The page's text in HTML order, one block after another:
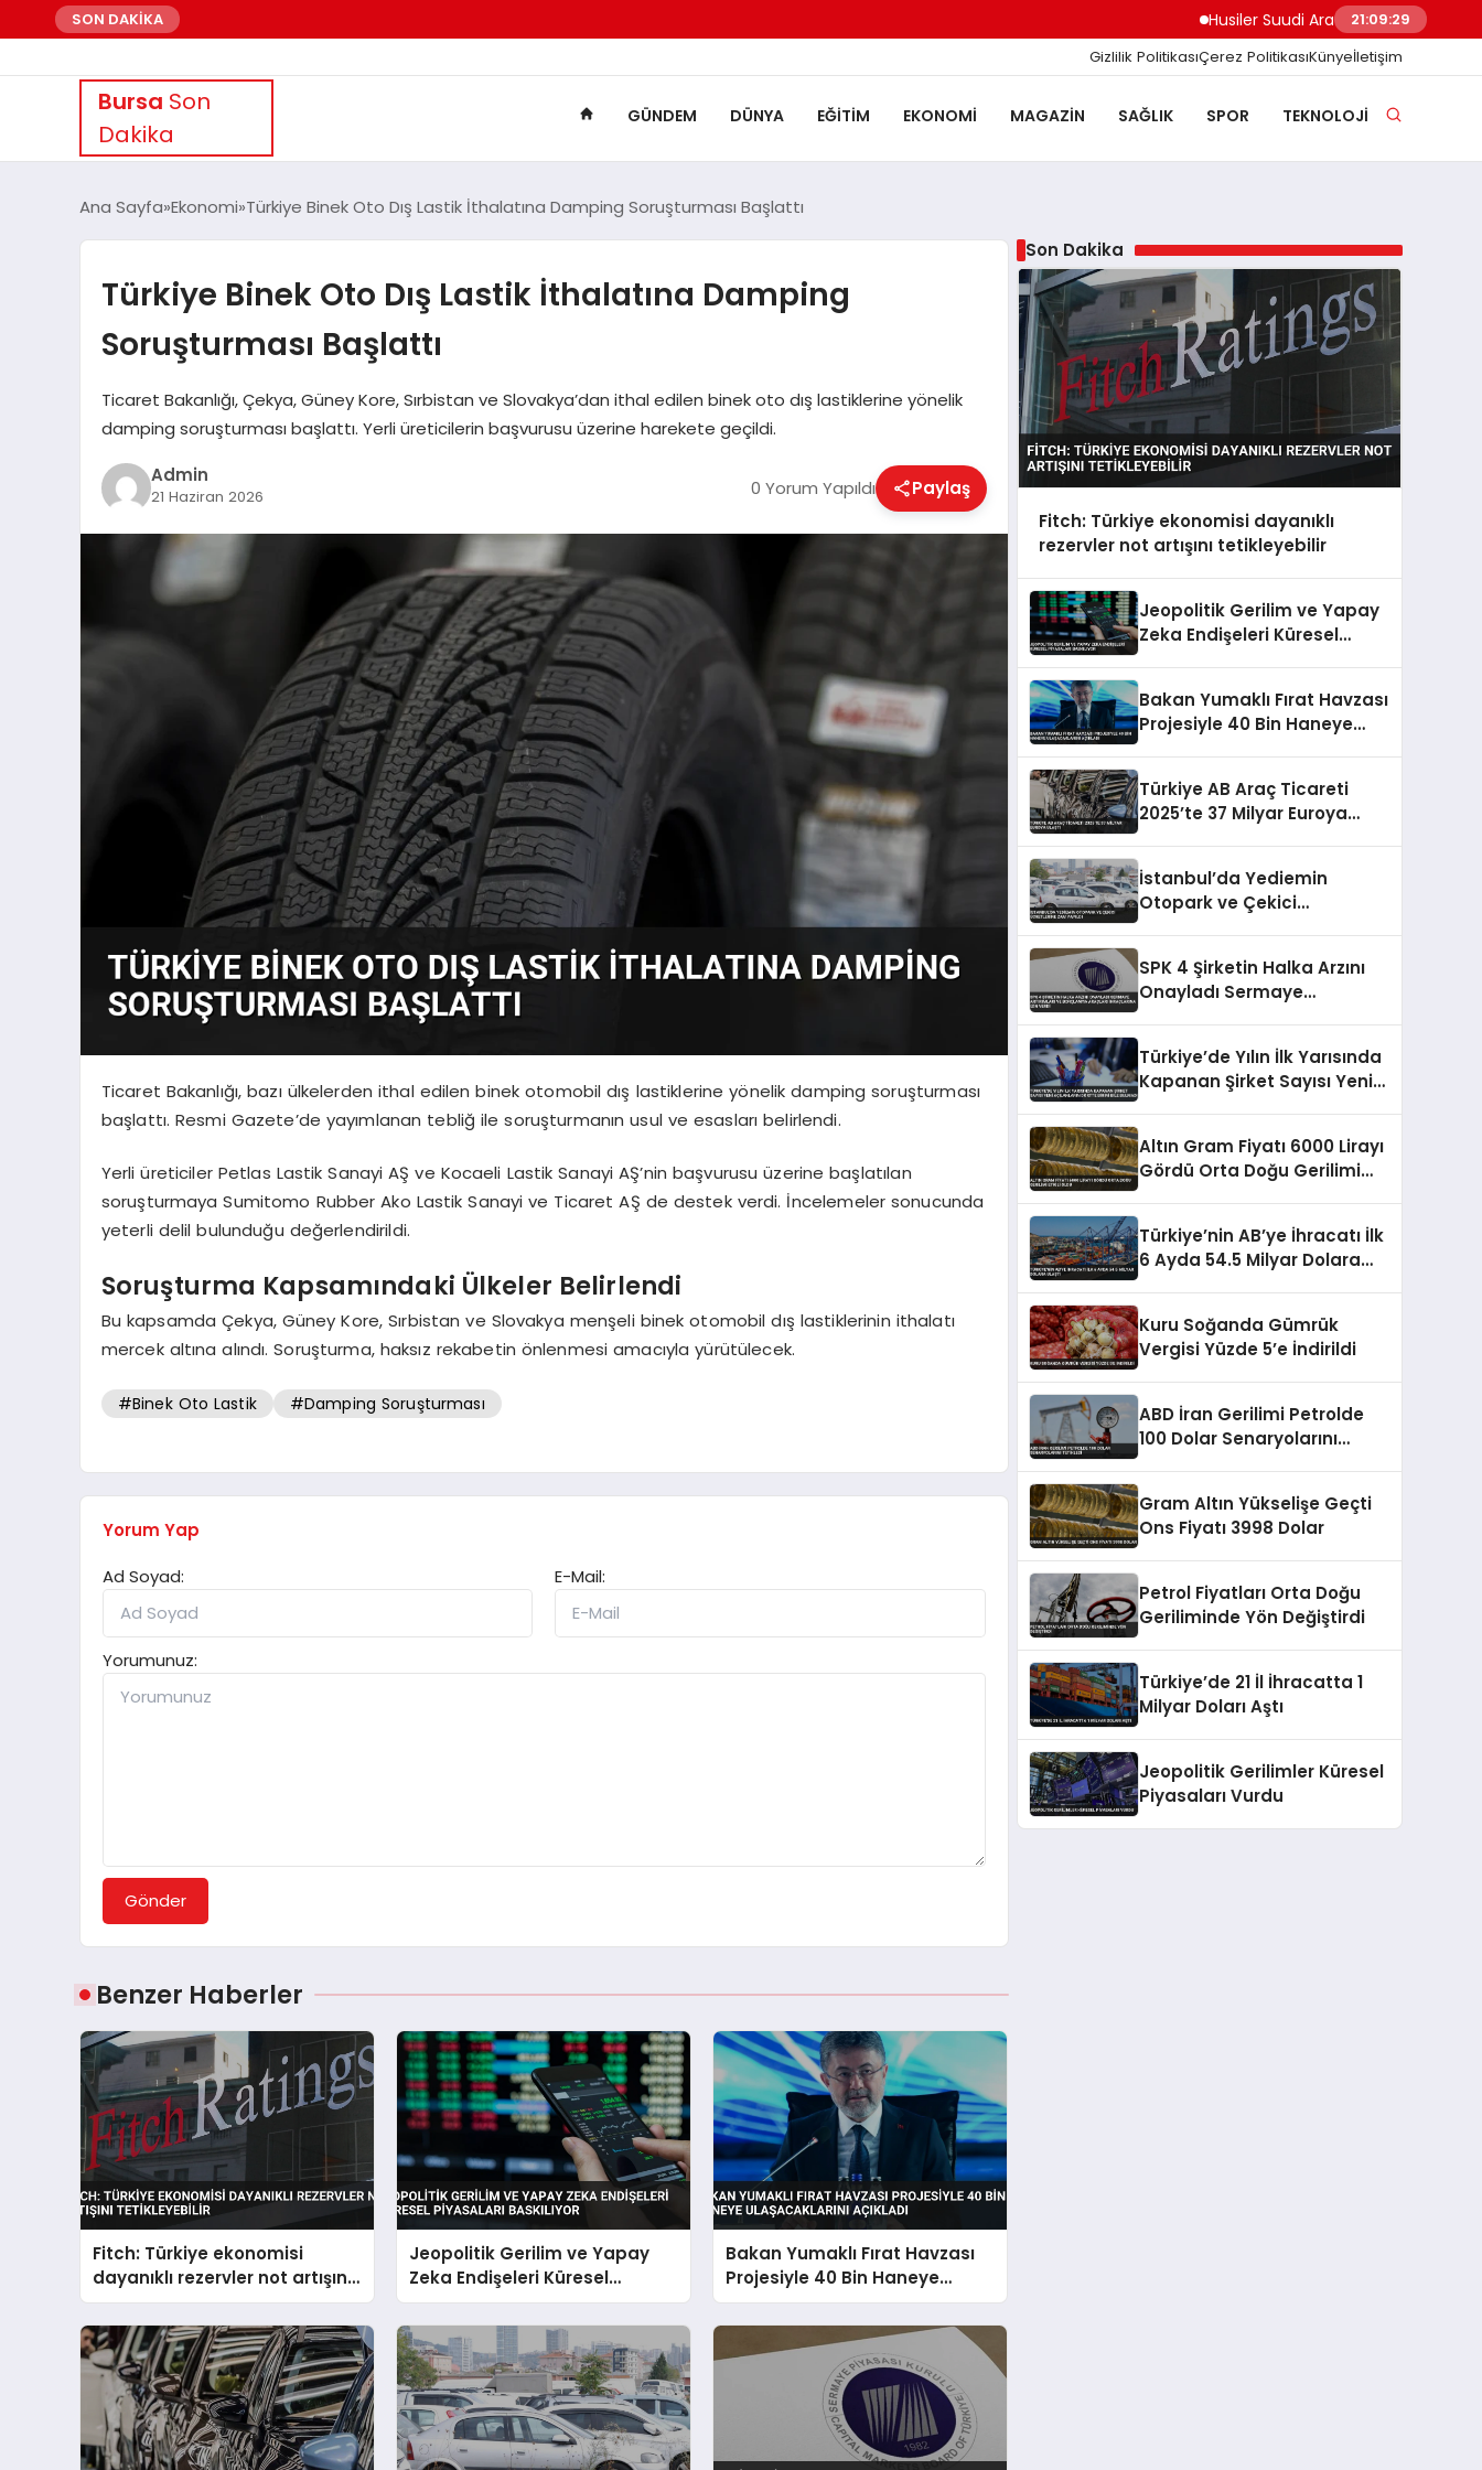
SON DAKİKA Husiler Suudi Arabistan’ı Füze ve İHA ile
21:09:30
Gizlilik PolitikasıÇerez PolitikasıKünyeİletişim
Bursa Son
Dakika
GÜNDEM DÜNYA EĞITIM EKONOMI MAGAZIN SAĞLIK SPOR TEKNOLOJI
Ana Sayfa Ekonomi Türkiye Binek Oto Dış Lastik İthalatına Damping Soruşturması Başlattı
Türkiye Binek Oto Dış Lastik İthalatına Damping
Soruşturması Başlattı
Ticaret Bakanlığı, Çekya, Güney Kore, Sırbistan ve Slovakya’dan ithal edilen binek oto dış lastiklerine yönelik
damping soruşturması başlattı. Yerli üreticilerin başvurusu üzerine harekete geçildi.
Admin
21 Haziran 2026 0 Yorum Yapıldı Paylaş
Ticaret Bakanlığı, bazı ülkelerden ithal edilen binek otomobil dış lastiklerine yönelik damping soruşturması
başlattı. Resmi Gazete’de yayımlanan tebliğ ile soruşturmanın usul ve esasları belirlendi.
Yerli üreticiler Petlas Lastik Sanayi AŞ ve Kocaeli Lastik Sanayi AŞ’nin başvurusu üzerine başlatılan
soruşturmaya Sumitomo Rubber Ako Lastik Sanayi ve Ticaret AŞ de destek verdi. İncelemeler sonucunda
yeterli delil bulunduğu değerlendirildi.
Soruşturma Kapsamındaki Ülkeler Belirlendi
Bu kapsamda Çekya, Güney Kore, Sırbistan ve Slovakya menşeli binek otomobil dış lastiklerinin ithalatı
mercek altına alındı. Soruşturma, haksız rekabetin önlenmesi amacıyla yürütülecek.
#Binek Oto Lastik #Damping Soruşturması
Yorum Yap
Ad Soyad:
E-Mail:
Yorumunuz:
Gönder
Benzer Haberler
Fitch: Türkiye ekonomisi
dayanıklı rezervler not artışını
tetikleyebilir
Jeopolitik Gerilim ve Yapay
Zeka Endişeleri Küresel
Piyasaları Baskılıyor
Bakan Yumaklı Fırat Havzası
Projesiyle 40 Bin Haneye
Ulaşacaklarını Açıkladı
Son Dakika
Fitch: Türkiye ekonomisi dayanıklı
rezervler not artışını tetikleyebilir
Jeopolitik Gerilim ve Yapay
Zeka Endişeleri Küresel
Bakan Yumaklı Fırat Havzası
Projesiyle 40 Bin Haneye
Türkiye AB Araç Ticareti
2025’te 37 Milyar Euroya
İstanbul’da Yediemin
Otopark ve Çekici
SPK 4 Şirketin Halka Arzını
Onayladı Sermaye
Türkiye’de Yılın İlk Yarısında
Kapanan Şirket Sayısı Yeni
Altın Gram Fiyatı 6000 Lirayı
Gördü Orta Doğu Gerilimi
Türkiye’nin AB’ye İhracatı İlk
6 Ayda 54.5 Milyar Dolara
Kuru Soğanda Gümrük
Vergisi Yüzde 5’e İndirildi
ABD İran Gerilimi Petrolde
100 Dolar Senaryolarını
Gram Altın Yükselişe Geçti
Ons Fiyatı 3998 Dolar
Petrol Fiyatları Orta Doğu
Geriliminde Yön Değiştirdi
Türkiye’de 21 İl İhracatta 1
Milyar Doları Aştı
Jeopolitik Gerilimler Küresel
Piyasaları Vurdu